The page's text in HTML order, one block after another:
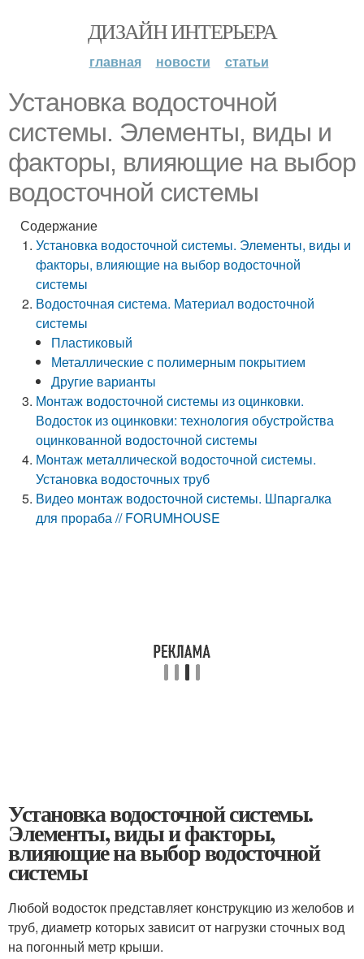
ДИЗАЙН ИНТЕРЬЕРА
главная новости статьи
Установка водосточной
системы. Элементы, виды и
факторы, влияющие на выбор
водосточной системы
Содержание
Установка водосточной системы. Элементы, виды и
факторы, влияющие на выбор водосточной
системы
Водосточная система. Материал водосточной
системы
Пластиковый
Металлические с полимерным покрытием
Другие варианты
Монтаж водосточной системы из оцинковки.
Водосток из оцинковки: технология обустройства
оцинкованной водосточной системы
Монтаж металлической водосточной системы.
Установка водосточных труб
Видео монтаж водосточной системы. Шпаргалка
для прораба // FORUMHOUSE
Установка водосточной системы.
Элементы, виды и факторы,
влияющие на выбор водосточной
системы
Любой водосток представляет конструкцию из желобов и
труб, диаметр которых зависит от нагрузки сточных вод
на погонный метр крыши.